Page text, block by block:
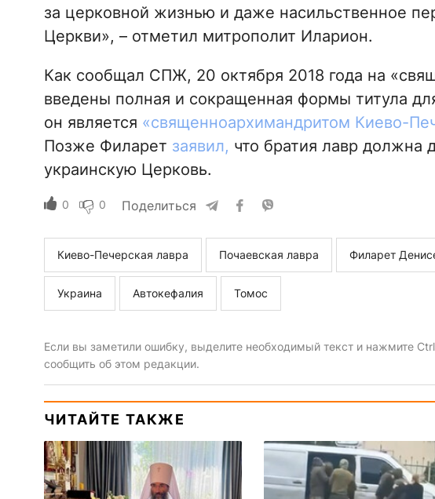
за церковной жизнью и даже насильственное
Церкви», – отметил митрополит Иларион.
Как сообщал СПЖ, 20 октября 2018 года на
введены полная и сокращенная формы титула
он является «священноархимандритом Киево-
Позже Филарет заявил, что братия лавр должна
украинскую Церковь.
0 0 Поделиться
Киево-Печерская лавра Почаевская лавра Филарет
Украина Автокефалия Томос
Если вы заметили ошибку, выделите необходимый текст и нажмите
сообщить об этом редакции.
ЧИТАЙТЕ ТАКЖЕ